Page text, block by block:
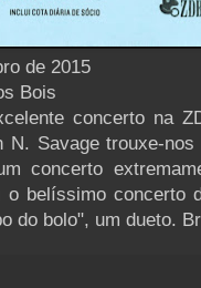
de 2015
Bois
concerto na
N. Savage trouxe-
concerto
o belíssimo concerto
do bolo", um dueto.